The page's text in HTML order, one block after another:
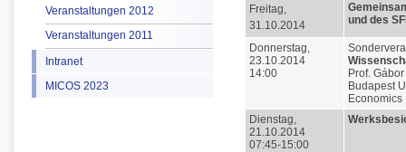
Veranstaltungen 2012
Veranstaltungen 2011
Intranet
MICOS 2023
Freitag,
31.10.2014
und des
Donnerstag,
23.10.2014
14:00
Prof.
Budapest
Economics
Dienstag,
21.10.2014
07:45-15:00